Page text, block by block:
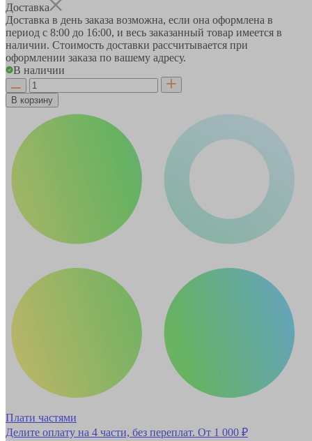
Доставка
Доставка в день заказа возможна, если она оформлена в
период с 8:00 до 16:00, и весь заказанный товар имеется в
наличии. Стоимость доставки рассчитывается при
оформлении заказа по вашему адресу.
В наличии
В корзину
Плати частями
Делите оплату на 4 части, без переплат. От 1 000 ₽